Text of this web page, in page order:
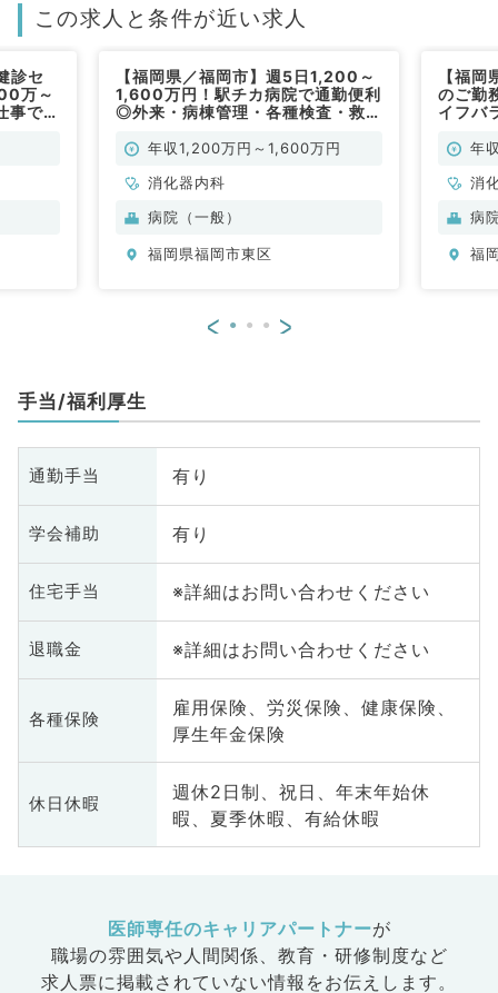
この求人と条件が近い求人
診セ
万～
事です
【福岡県／福岡市】週5日1,200～
1,600万円！駅チカ病院で通勤便利
◎外来・病棟管理・各種検査・救急
勤）年収1,200万円～1,600万円
消化器内科
病院（一般）
福岡県福岡市東区
【福
のご勤
イフバ
年
消
病
福
< >
手当/福利厚生
通勤手当 有り
学会補助 有り
住宅手当 ※詳細はお問い合わせください
退職金 ※詳細はお問い合わせください
各種保険
雇用保険、労災保険、健康保険、
厚生年金保険
休日休暇
週休2日制、祝日、年末年始休
暇、夏季休暇、有給休暇
医師専任のキャリアパートナーが
職場の雰囲気や人間関係、 教育・研修制度など
求人票に掲載されていない情報をお伝えします。